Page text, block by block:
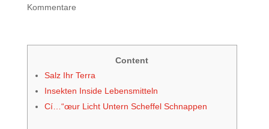
Kommentare
Content
Salz Ihr Terra
Insekten Inside Lebensmitteln
Cí…“œur Licht Untern Scheffel Schnappen